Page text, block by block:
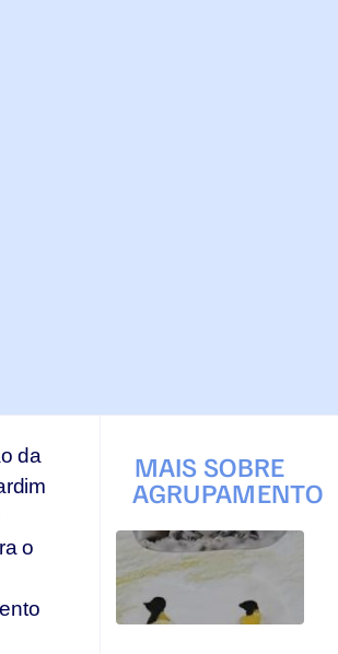
da
o
MAIS SOBRE
AGRUPAMENTO